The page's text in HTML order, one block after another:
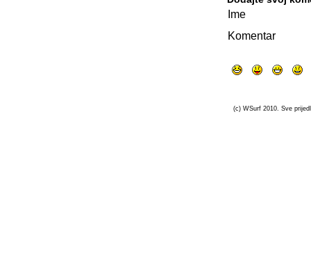
Ime
Komentar
(c) WSurf 2010. Sve